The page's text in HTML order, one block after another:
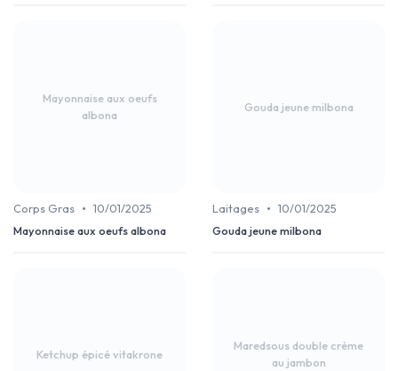
Mayonnaise aux oeufs
albona
Corps Gras • 10/01/2025
Mayonnaise aux oeufs albona
Gouda jeune milbona
Laitages • 10/01/2025
Gouda jeune milbona
Ketchup épicé vitakrone
Maredsous double crème
au jambon